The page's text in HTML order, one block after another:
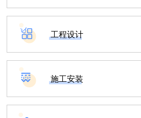
工程设计
施工安装